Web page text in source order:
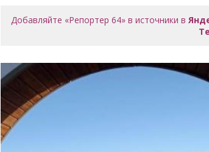
Добавляйте «Репортер 64» в источники в